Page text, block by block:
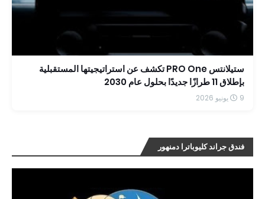
ستيلانتس PRO One تكشف عن استراتيجيتها المستقبلية
بإطلاق 11 طرازًا جديدًا بحلول عام 2030
9 يونيو 2026
فندق جراند كليوباترا دمنهور